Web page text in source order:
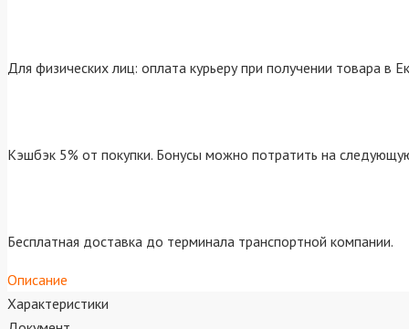
Для физических лиц: оплата курьеру при получении товара в
Кэшбэк 5% от покупки. Бонусы можно потратить на
Бесплатная доставка до терминала транспортной компании.
Описание
Характеристики